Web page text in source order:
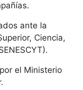
ante la
Ciencia,
el Ministerio